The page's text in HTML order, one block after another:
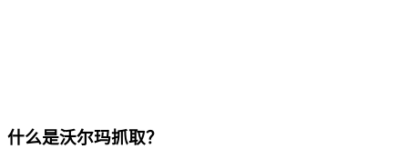
什么是沃尔玛抓取？